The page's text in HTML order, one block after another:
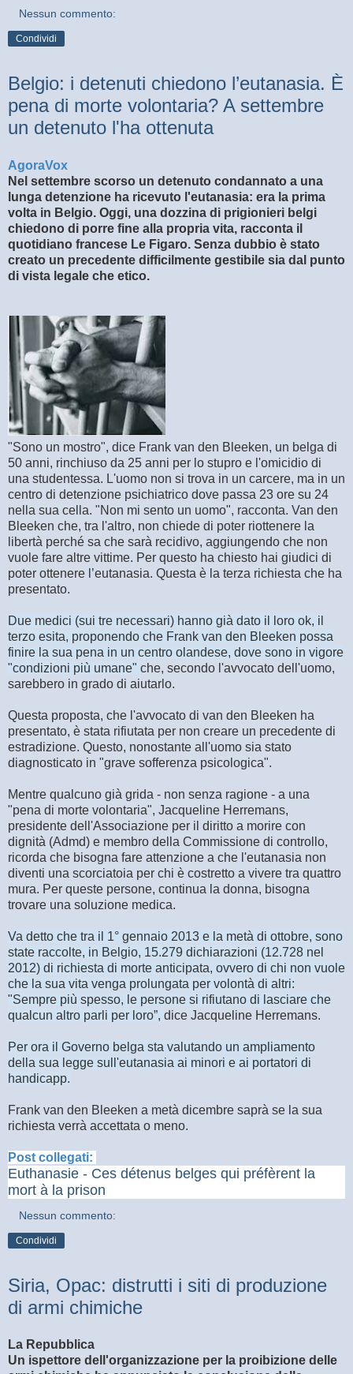
Nessun commento:
Condividi
Belgio: i detenuti chiedono l’eutanasia. È
pena di morte volontaria? A settembre
un detenuto l'ha ottenuta
AgoraVox
Nel settembre scorso un detenuto condannato a una
lunga detenzione ha ricevuto l'eutanasia: era la prima
volta in Belgio. Oggi, una dozzina di prigionieri belgi
chiedono di porre fine alla propria vita, racconta il
quotidiano francese Le Figaro. Senza dubbio è stato
creato un precedente difficilmente gestibile sia dal punto
di vista legale che etico.
"Sono un mostro", dice Frank van den Bleeken, un belga di
50 anni, rinchiuso da 25 anni per lo stupro e l'omicidio di
una studentessa. L'uomo non si trova in un carcere, ma in un
centro di detenzione psichiatrico dove passa 23 ore su 24
nella sua cella. "Non mi sento un uomo", racconta. Van den
Bleeken che, tra l'altro, non chiede di poter riottenere la
libertà perché sa che sarà recidivo, aggiungendo che non
vuole fare altre vittime. Per questo ha chiesto hai giudici di
poter ottenere l’eutanasia. Questa è la terza richiesta che ha
presentato.
Due medici (sui tre necessari) hanno già dato il loro ok, il
terzo esita, proponendo che Frank van den Bleeken possa
finire la sua pena in un centro olandese, dove sono in vigore
"condizioni più umane" che, secondo l'avvocato dell'uomo,
sarebbero in grado di aiutarlo.
Questa proposta, che l'avvocato di van den Bleeken ha
presentato, è stata rifiutata per non creare un precedente di
estradizione. Questo, nonostante all'uomo sia stato
diagnosticato in "grave sofferenza psicologica".
Mentre qualcuno già grida - non senza ragione - a una
"pena di morte volontaria", Jacqueline Herremans,
presidente dell'Associazione per il diritto a morire con
dignità (Admd) e membro della Commissione di controllo,
ricorda che bisogna fare attenzione a che l'eutanasia non
diventi una scorciatoia per chi è costretto a vivere tra quattro
mura. Per queste persone, continua la donna, bisogna
trovare una soluzione medica.
Va detto che tra il 1° gennaio 2013 e la metà di ottobre, sono
state raccolte, in Belgio, 15.279 dichiarazioni (12.728 nel
2012) di richiesta di morte anticipata, ovvero di chi non vuole
che la sua vita venga prolungata per volontà di altri:
"Sempre più spesso, le persone si rifiutano di lasciare che
qualcun altro parli per loro”, dice Jacqueline Herremans.
Per ora il Governo belga sta valutando un ampliamento
della sua legge sull'eutanasia ai minori e ai portatori di
handicapp.
Frank van den Bleeken a metà dicembre saprà se la sua
richiesta verrà accettata o meno.
Post collegati:
Euthanasie - Ces détenus belges qui préfèrent la
mort à la prison
Nessun commento:
Condividi
Siria, Opac: distrutti i siti di produzione
di armi chimiche
La Repubblica
Un ispettore dell'organizzazione per la proibizione delle